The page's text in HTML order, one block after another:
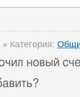
Категория:
новый